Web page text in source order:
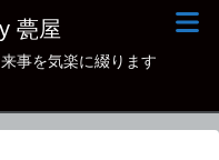
甍屋
事を気楽に綴ります